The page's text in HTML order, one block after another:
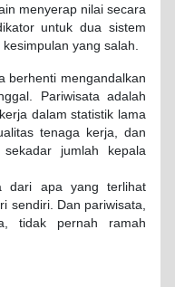
menyerap nilai secara
untuk dua sistem
yang salah.
berhenti mengandalkan
Pariwisata adalah
dalam statistik lama
tenaga kerja, dan
jumlah kepala
dari apa yang terlihat
sendiri. Dan pariwisata,
tidak pernah ramah